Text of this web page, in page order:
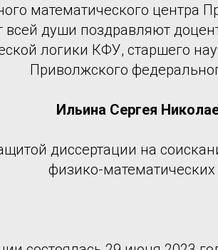
математического центра
всей души поздравляют
логики КФУ, старшего
Приволжского
Ильина Сергея
диссертации на
физико-математических